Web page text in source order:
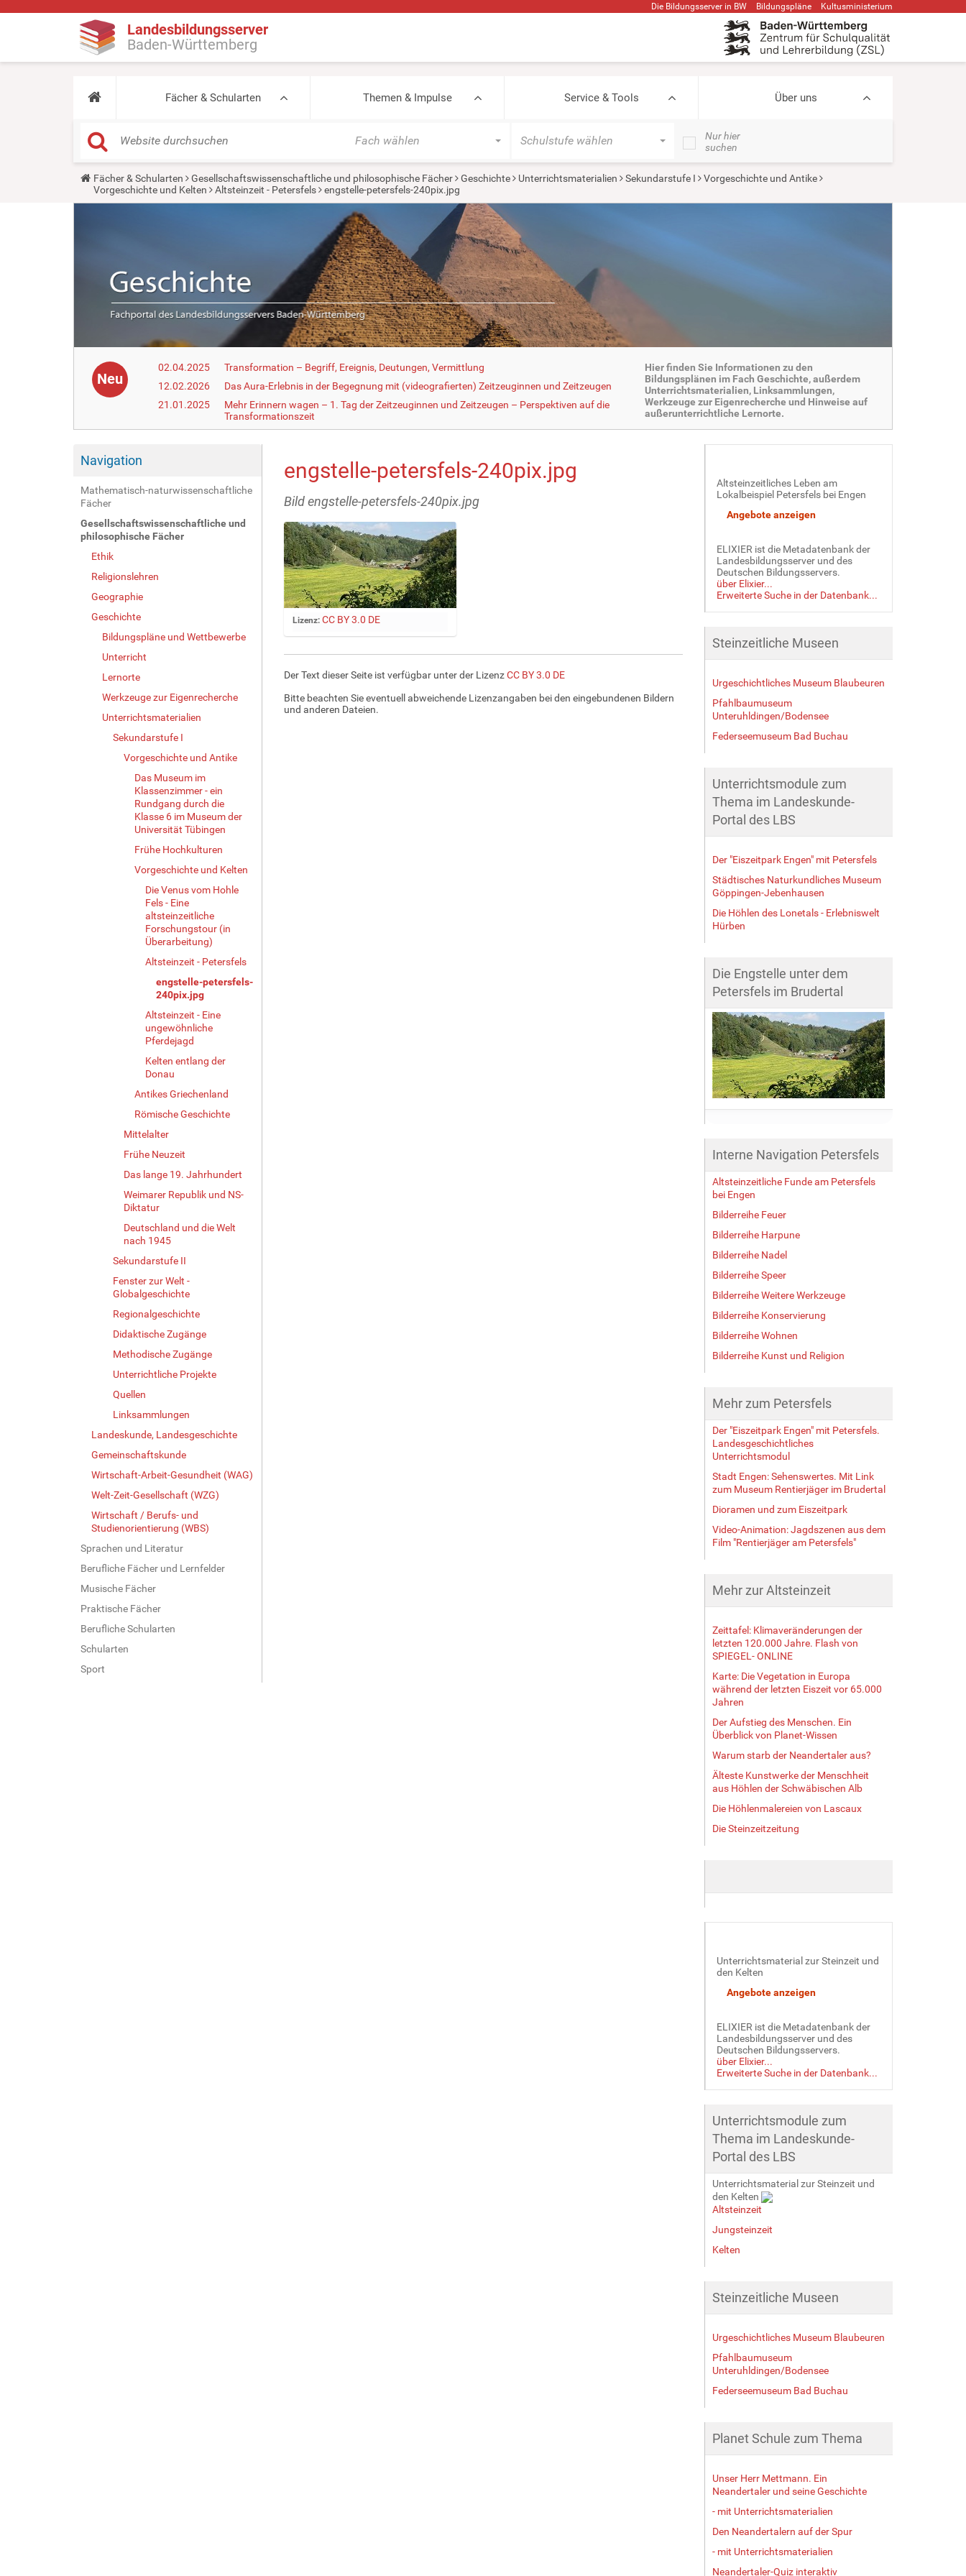
Die Bildungsserver in BW Bildungspläne Kultusministerium
Landesbildungsserver
Baden-Württemberg
Fächer & Schularten Themen & Impulse Service & Tools Über uns
Fach wählen Schulstufe wählen
Nur hier
suchen
Y
u
Fächer & Schularten Gesellschaftswissenschaftliche und philosophische Fächer Geschichte Unterrichtsmaterialien Sekundarstufe I
Vorgeschichte und Antike
Vorgeschichte und Kelten
Altsteinzeit - Petersfels engstelle-petersfels-240pix.jpg
Neu
02.04.2025
Transformation – Begriff, Ereignis, Deutungen, Vermittlung
12.02.2026
Das Aura-Erlebnis in der Begegnung mit (videografierten) Zeitzeuginnen und Zeitzeugen
21.01.2025
Mehr Erinnern wagen – 1. Tag der Zeitzeuginnen und Zeitzeugen – Perspektiven auf die
Transformationszeit
Hier finden Sie Informationen zu den
Bildungsplänen im Fach Geschichte, außerdem
Unterrichtsmaterialien, Linksammlungen,
Werkzeuge zur Eigenrecherche und Hinweise auf
außerunterrichtliche Lernorte.
Navigation
Mathematisch-naturwissenschaftliche
Fächer
Gesellschaftswissenschaftliche und
philosophische Fächer
Ethik
Religionslehren
Geographie
Geschichte
Bildungspläne und Wettbewerbe
Unterricht
Lernorte
Werkzeuge zur Eigenrecherche
Unterrichtsmaterialien
Sekundarstufe I
Vorgeschichte und Antike
Das Museum im
Klassenzimmer - ein
Rundgang durch die
Klasse 6 im Museum der
Universität Tübingen
Frühe Hochkulturen
Vorgeschichte und Kelten
Die Venus vom Hohle
Fels - Eine
altsteinzeitliche
Forschungstour (in
Überarbeitung)
Altsteinzeit - Petersfels
engstelle-petersfels-
240pix.jpg
Altsteinzeit - Eine
ungewöhnliche
Pferdejagd
Kelten entlang der
Donau
Antikes Griechenland
Römische Geschichte
Mittelalter
Frühe Neuzeit
Das lange 19. Jahrhundert
Weimarer Republik und NS-
Diktatur
Deutschland und die Welt
nach 1945
Sekundarstufe II
Fenster zur Welt -
Globalgeschichte
Regionalgeschichte
Didaktische Zugänge
Methodische Zugänge
Unterrichtliche Projekte
Quellen
Linksammlungen
Landeskunde, Landesgeschichte
Gemeinschaftskunde
Wirtschaft-Arbeit-Gesundheit (WAG)
Welt-Zeit-Gesellschaft (WZG)
Wirtschaft / Berufs- und
Studienorientierung (WBS)
Sprachen und Literatur
Berufliche Fächer und Lernfelder
Musische Fächer
Praktische Fächer
Berufliche Schularten
Schularten
Sport
engstelle-petersfels-240pix.jpg
Bild engstelle-petersfels-240pix.jpg
Z
e
i
Lizenz: CC BY 3.0 DE
Der Text dieser Seite ist verfügbar unter der LizenzCC BY 3.0 DE
Bitte beachten Sie eventuell abweichende Lizenzangaben bei den eingebundenen Bildern
und anderen Dateien.
Altsteinzeitliches Leben am
Lokalbeispiel Petersfels bei Engen
ELIXIER ist die Metadatenbank der
Landesbildungsserver und des
Deutschen Bildungsservers.
über Elixier...
Erweiterte Suche in der Datenbank...
Steinzeitliche Museen
Urgeschichtliches Museum Blaubeuren
Pfahlbaumuseum
Unteruhldingen/Bodensee
Federseemuseum Bad Buchau
Unterrichtsmodule zum
Thema im Landeskunde-
Portal des LBS
Der "Eiszeitpark Engen" mit Petersfels
Städtisches Naturkundliches Museum
Göppingen-Jebenhausen
Die Höhlen des Lonetals - Erlebniswelt
Hürben
Die Engstelle unter dem
Petersfels im Brudertal
Interne Navigation Petersfels
Altsteinzeitliche Funde am Petersfels
bei Engen
Bilderreihe Feuer
Bilderreihe Harpune
Bilderreihe Nadel
Bilderreihe Speer
Bilderreihe Weitere Werkzeuge
Bilderreihe Konservierung
Bilderreihe Wohnen
Bilderreihe Kunst und Religion
Mehr zum Petersfels
Der "Eiszeitpark Engen" mit Petersfels.
Landesgeschichtliches
Unterrichtsmodul
Stadt Engen: Sehenswertes. Mit Link
zum Museum Rentierjäger im Brudertal
Dioramen und zum Eiszeitpark
Video-Animation: Jagdszenen aus dem
Film "Rentierjäger am Petersfels"
Mehr zur Altsteinzeit
Zeittafel: Klimaveränderungen der
letzten 120.000 Jahre. Flash von
SPIEGEL- ONLINE
Karte: Die Vegetation in Europa
während der letzten Eiszeit vor 65.000
Jahren
Der Aufstieg des Menschen. Ein
Überblick von Planet-Wissen
Warum starb der Neandertaler aus?
Älteste Kunstwerke der Menschheit
aus Höhlen der Schwäbischen Alb
Die Höhlenmalereien von Lascaux
Die Steinzeitzeitung
Unterrichtsmaterial zur Steinzeit und
den Kelten
ELIXIER ist die Metadatenbank der
Landesbildungsserver und des
Deutschen Bildungsservers.
über Elixier...
Erweiterte Suche in der Datenbank...
Unterrichtsmodule zum
Thema im Landeskunde-
Portal des LBS
Unterrichtsmaterial zur Steinzeit und
den Kelten
Altsteinzeit
Jungsteinzeit
Kelten
Steinzeitliche Museen
Urgeschichtliches Museum Blaubeuren
Pfahlbaumuseum
Unteruhldingen/Bodensee
Federseemuseum Bad Buchau
Planet Schule zum Thema
Unser Herr Mettmann. Ein
Neandertaler und seine Geschichte
- mit Unterrichtsmaterialien
Den Neandertalern auf der Spur
- mit Unterrichtsmaterialien
Neandertaler-Quiz interaktiv